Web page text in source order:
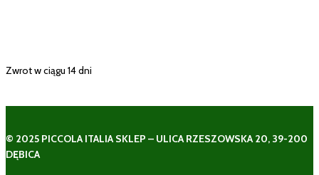
Zwrot w ciągu 14 dni
© 2025 PICCOLA ITALIA SKLEP – ULICA RZESZOWSKA 20, 39-200
DĘBICA